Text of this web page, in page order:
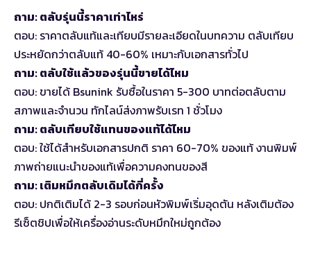
ถาม: ตลับรุ่นนี้ราคาเท่าไหร่
ตอบ: ราคาตลับแท้และเทียบมีรายละเอียดในบทความ ตลับเทียบ
ประหยัดกว่าตลับแท้ 40-60% เหมาะกับเอกสารทั่วไป
ถาม: ตลับใช้แล้วของรุ่นนี้ขายได้ไหม
ตอบ: ขายได้ Bsunink รับซื้อในราคา 5-300 บาทต่อตลับตาม
สภาพและจำนวน ทักไลน์ส่งภาพรับเรท 1 ชั่วโมง
ถาม: ตลับเทียบใช้แทนของแท้ได้ไหม
ตอบ: ใช้ได้สำหรับเอกสารปกติ ราคา 60-70% ของแท้ งานพิมพ์
ภาพถ่ายแนะนำของแท้เพื่อความคงทนของสี
ถาม: เติมหมึกตลับเดิมได้กี่ครั้ง
ตอบ: ปกติเติมได้ 2-3 รอบก่อนหัวพิมพ์เริ่มอุดตัน หลังเติมต้อง
รีเซ็ตชิปเพื่อให้เครื่องอ่านระดับหมึกใหม่ถูกต้อง